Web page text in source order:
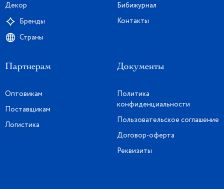
Декор
Бренды
Страны
Бибижурнал
Контакты
Партнерам
Оптовикам
Поставщикам
Логистика
Документы
Политика
конфиденциальности
Пользовательское соглашение
Договор-оферта
Реквизиты